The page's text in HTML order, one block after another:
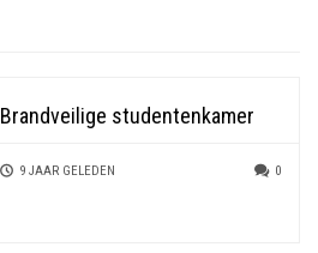
Brandveilige studentenkamer
9 JAAR GELEDEN 0